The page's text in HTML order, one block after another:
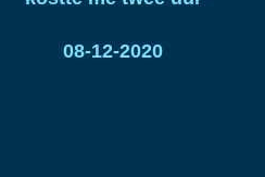
08-12-2020